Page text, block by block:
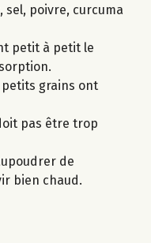
sel, poivre, curcuma
petit à petit le
petits grains ont
pas être trop
de
bien chaud.